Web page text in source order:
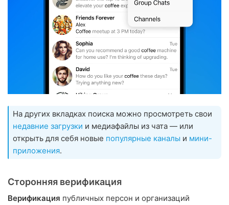
На других вкладках поиска можно просмотреть свои
недавние загрузки и медиафайлы из чата — или
открыть для себя новые популярные каналы и мини-
приложения.
Сторонняя верификация
Верификация публичных персон и организаций